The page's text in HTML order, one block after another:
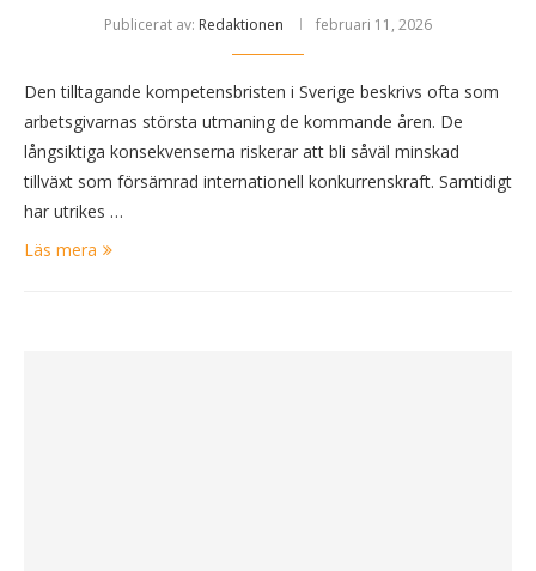
Publicerat av: Redaktionen februari 11, 2026
Den tilltagande kompetensbristen i Sverige beskrivs ofta som
arbetsgivarnas största utmaning de kommande åren. De
långsiktiga konsekvenserna riskerar att bli såväl minskad
tillväxt som försämrad internationell konkurrenskraft. Samtidigt
har utrikes …
Läs mera